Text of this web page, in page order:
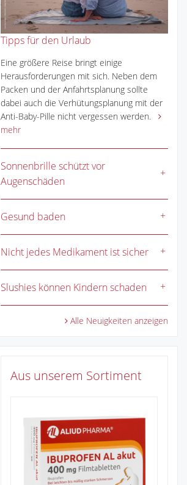
Tipps für den Urlaub
Eine größere Reise bringt einige
Herausforderungen mit sich. Neben dem
Packen und der Anfahrtsplanung sollte
dabei auch die Verhütungsplanung mit der
Anti-Baby-Pille nicht vergessen werden.
mehr
Sonnenbrille schützt vor
Augenschäden
Gesund baden
Nicht jedes Medikament ist sicher
Slushies können Kindern schaden
Alle Neuigkeiten anzeigen
Aus unserem Sortiment